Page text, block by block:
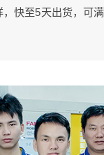
快至5天出货，可